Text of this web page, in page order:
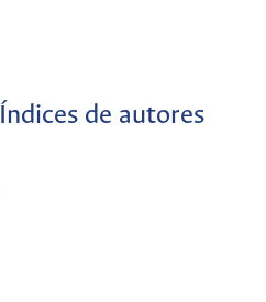
Índices de autores